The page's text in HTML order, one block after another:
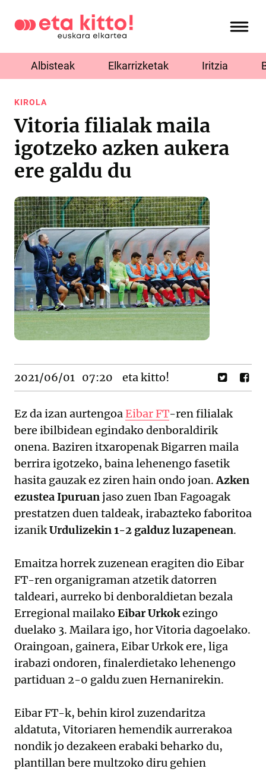
Albisteak Elkarrizketak Iritzia
KIROLA
Vitoria filialak maila
igotzeko azken aukera
ere galdu du
2021/06/01 07:20 eta kitto!
Ez da izan aurtengoaEibar FT-ren filialak
bere ibilbidean egindako denboraldirik
onena. Baziren itxaropenak Bigarren maila
berrira igotzeko, baina lehenengo fasetik
hasita gauzak ez ziren hain ondo joan.Azken
ezustea Ipuruanjaso zuen Iban Fagoagak
prestatzen duen taldeak, irabazteko faboritoa
izanikUrdulizekin 1-2 galduz luzapenean.
Emaitza horrek zuzenean eragiten dio Eibar
FT-ren organigraman atzetik datorren
taldeari, aurreko bi denboraldietan bezala
Erregional mailako Eibar Urkokezingo
duelako 3. Mailara igo, hor Vitoria dagoelako.
Oraingoan, gainera, Eibar Urkok ere, liga
irabazi ondoren, finalerdietako lehenengo
partiduan 2-0 galdu zuen Hernanirekin.
Eibar FT-k, behin kirol zuzendaritza
aldatuta, Vitoriaren hemendik aurrerakoa
nondik jo dezakeen erabaki beharko du,
plantillan bere multzoko diru gehien